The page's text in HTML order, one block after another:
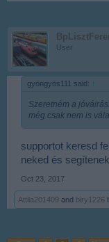
User
gyöngyös111 said: ↑
Szeretném a
még csak nem is
supportot keresd
neked és
Oct 23, 2017
Attila201409 and biry1226